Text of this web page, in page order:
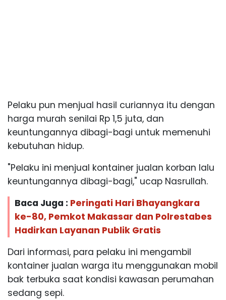
Pelaku pun menjual hasil curiannya itu dengan
harga murah senilai Rp 1,5 juta, dan
keuntungannya dibagi-bagi untuk memenuhi
kebutuhan hidup.
"Pelaku ini menjual kontainer jualan korban lalu
keuntungannya dibagi-bagi," ucap Nasrullah.
Baca Juga : Peringati Hari Bhayangkara
ke-80, Pemkot Makassar dan Polrestabes
Hadirkan Layanan Publik Gratis
Dari informasi, para pelaku ini mengambil
kontainer jualan warga itu menggunakan mobil
bak terbuka saat kondisi kawasan perumahan
sedang sepi.